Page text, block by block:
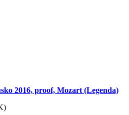
2016, proof, Mozart (Legenda)
)